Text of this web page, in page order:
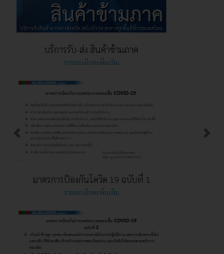
บริการรับ-ส่ง สินค้าข้ามภาค
รายละเอียดเพิ่มเติม
มาตรการป้องกันโควิด 19 ฉบับที่ 1
รายละเอียดเพิ่มเติม